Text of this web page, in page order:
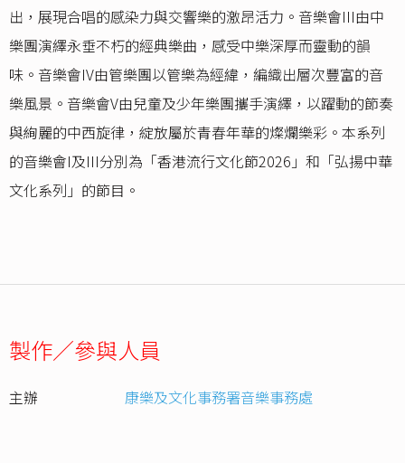
出，展現合唱的感染力與交響樂的激昂活力。音樂會III由中
樂團演繹永垂不朽的經典樂曲，感受中樂深厚而靈動的韻
味。音樂會IV由管樂團以管樂為經緯，編織出層次豐富的音
樂風景。音樂會V由兒童及少年樂團攜手演繹，以躍動的節奏
與絢麗的中西旋律，綻放屬於青春年華的燦爛樂彩。本系列
的音樂會I及III分別為「香港流行文化節2026」和「弘揚中華
文化系列」的節目。
製作／參與人員
主辦 康樂及文化事務署音樂事務處